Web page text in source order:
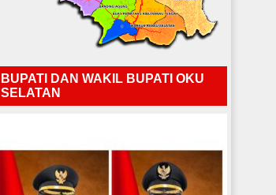
BUPATI DAN WAKIL BUPATI OKU
SELATAN